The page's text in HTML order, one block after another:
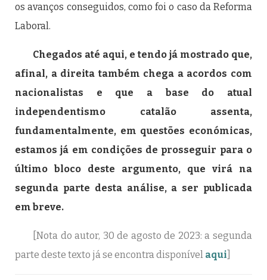
os avanços conseguidos, como foi o caso da Reforma
Laboral.
Chegados até aqui, e tendo já mostrado que,
afinal, a direita também chega a acordos com
nacionalistas e que a base do atual
independentismo catalão assenta,
fundamentalmente, em questões económicas,
estamos já em condições de prosseguir para o
último bloco deste argumento, que virá na
segunda parte desta análise, a ser publicada
em breve.
[Nota do autor, 30 de agosto de 2023: a segunda
parte deste texto já se encontra disponível aqui